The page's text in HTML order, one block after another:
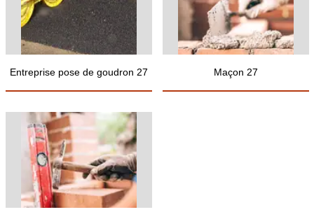
Entreprise pose de goudron 27 Maçon 27